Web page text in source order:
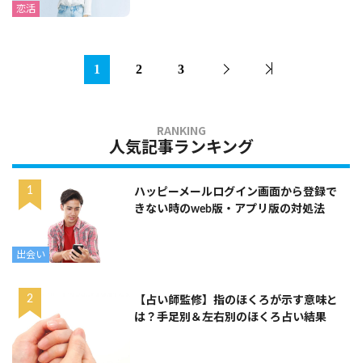
恋活
1 2 3
人気記事ランキング
出会い
ハッピーメールログイン画面から登録で
きない時のweb版・アプリ版の対処法
【占い師監修】指のほくろが示す意味と
は？手足別＆左右別のほくろ占い結果